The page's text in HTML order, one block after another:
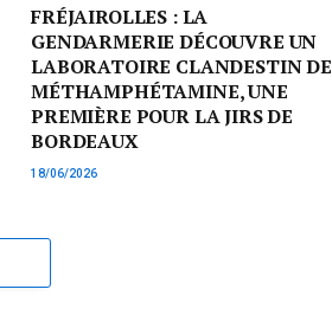
FRÉJAIROLLES : LA
GENDARMERIE DÉCOUVRE UN
LABORATOIRE CLANDESTIN DE
MÉTHAMPHÉTAMINE, UNE
PREMIÈRE POUR LA JIRS DE
BORDEAUX
18/06/2026